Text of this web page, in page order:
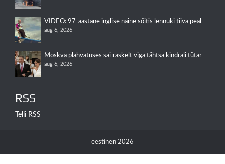
VIDEO: 97-aastane inglise naine sõitis lennuki tiiva peal
aug 6, 2026
Moskva plahvatuses sai raskelt viga tähtsa kindrali tütar
aug 6, 2026
RSS
Telli RSS
eestinen 2026